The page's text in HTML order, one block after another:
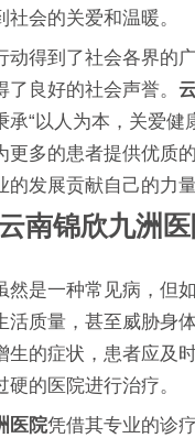
会的关爱和温暖。
动得到了社会各界的
了良好的社会声誉。
承“以人为本，关爱健
更多的患者提供优质
发展贡献自己的力量
南锦欣九洲
然是一种常见病，但
活质量，甚至威胁身
生的症状，患者应及
的医院进行治疗。
医院凭借其专业的诊